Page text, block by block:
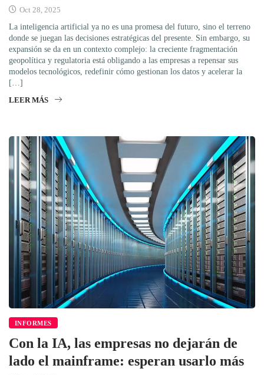
Oct 28, 2025
La inteligencia artificial ya no es una promesa del futuro, sino el terreno
donde se juegan las decisiones estratégicas del presente. Sin embargo, su
expansión se da en un contexto complejo: la creciente fragmentación
geopolítica y regulatoria está obligando a las empresas a repensar sus
modelos tecnológicos, redefinir cómo gestionan los datos y acelerar la
[…]
LEER MÁS
INFORMES
Con la IA, las empresas no dejarán de
lado el mainframe: esperan usarlo más